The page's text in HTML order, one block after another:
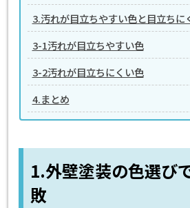
3.汚れが目立ちやすい色と目立ちに
3-1汚れが目立ちやすい色
3-2汚れが目立ちにくい色
4.まとめ
1.外壁塗装の色選び
敗